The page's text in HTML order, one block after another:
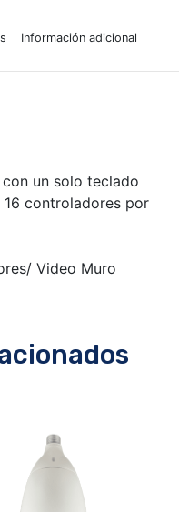
Información adicional
un solo teclado
controladores por
Video Muro